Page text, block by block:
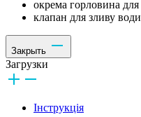
окрема горловина
клапан для зливу води
Закрыть
Загрузки
Інструкція